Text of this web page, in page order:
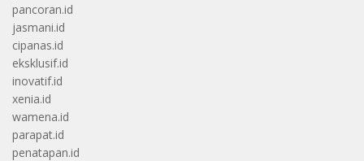
pancoran.id
jasmani.id
cipanas.id
eksklusif.id
inovatif.id
xenia.id
wamena.id
parapat.id
penatapan.id